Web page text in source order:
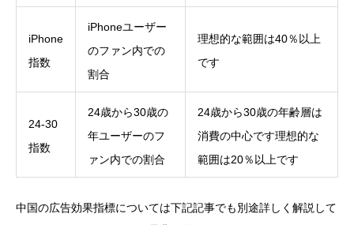
iPhone
指数
iPhoneユーザー
のファン内での
割合
理想的な範囲は40％以上
です
24-30
指数
24歳から30歳の
年ユーザーのフ
ァン内での割合
24歳から30歳の年齢層は
消費の中心です理想的な
範囲は20％以上です
中国の広告効果指標については下記記事でも別途詳しく解説して